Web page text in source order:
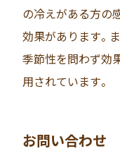
の冷えがある方の
効果があります。
季節性を問わず効
用されています。
お問い合わせ